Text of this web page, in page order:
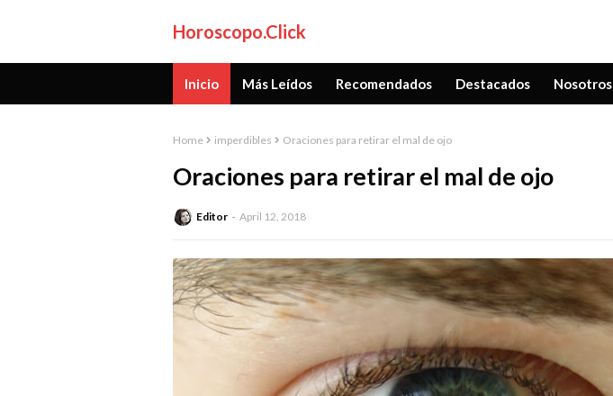
Horoscopo.Click
Inicio Más Leídos Recomendados Destacados Nosotros
Home imperdibles Oraciones para retirar el mal de ojo
Oraciones para retirar el mal de ojo
Editor April 12, 2018